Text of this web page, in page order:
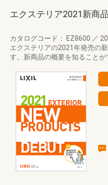
エクステリア2021新商
カタログコード： EZ8600 ／
エクステリアの2021年発売の
す。新商品の概要を知ることが